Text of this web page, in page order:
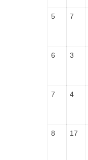
5 7
6 3
7 4
8 17